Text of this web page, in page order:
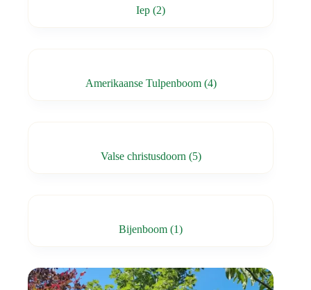
Iep(2)
Amerikaanse Tulpenboom (4)
Valse christusdoorn (5)
Bijenboom(1)